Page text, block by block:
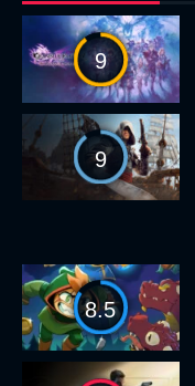
9
9
8.5